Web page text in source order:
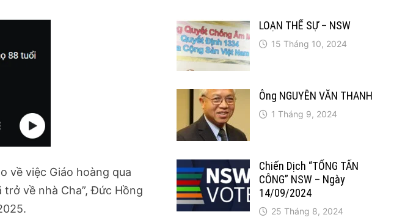
về việc Giáo hoàng qua
về nhà Cha”, Đức Hồng
LOẠN THẾ SỰ – NSW
15 Tháng 10, 2024
Ông NGUYỄN VĂN THANH
1 Tháng 9, 2024
Chiến Dịch “TỔNG TẤN
CÔNG” NSW – Ngày
14/09/2024
25 Tháng 8, 2024